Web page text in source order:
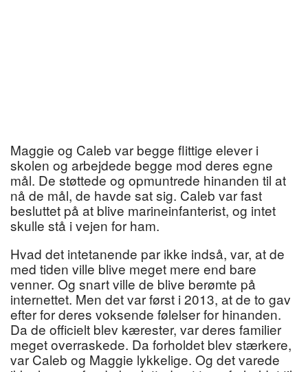
Maggie og Caleb var begge flittige elever i
skolen og arbejdede begge mod deres egne
mål. De støttede og opmuntrede hinanden til at
nå de mål, de havde sat sig. Caleb var fast
besluttet på at blive marineinfanterist, og intet
skulle stå i vejen for ham.
Hvad det intetanende par ikke indså, var, at de
med tiden ville blive meget mere end bare
venner. Og snart ville de blive berømte på
internettet. Men det var først i 2013, at de to gav
efter for deres voksende følelser for hinanden.
Da de officielt blev kærester, var deres familier
meget overraskede. Da forholdet blev stærkere,
var Caleb og Maggie lykkelige. Og det varede